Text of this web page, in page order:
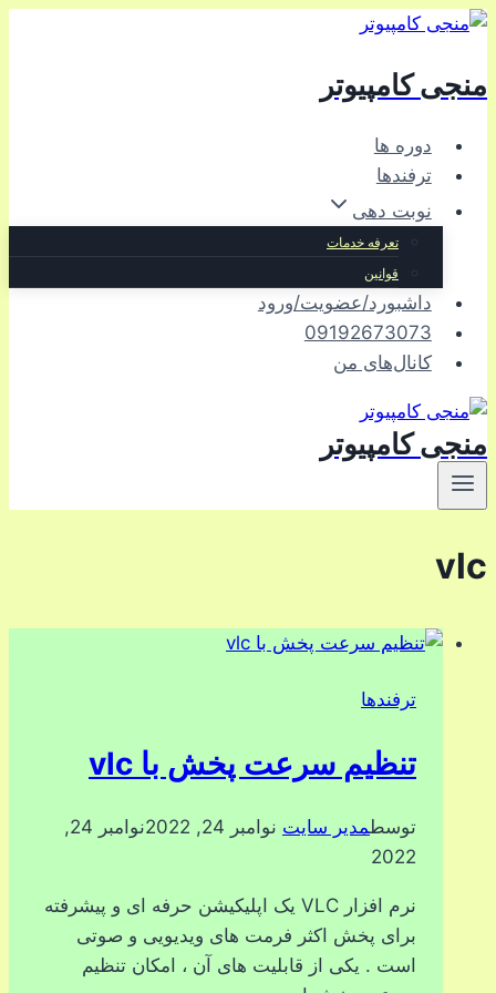
بازگشت
محتوا
منجی کامپیوتر
دوره ها
ترفندها
نوبت دهی
تعرفه خدمات
قوانین
داشبورد/عضویت/ورود
09192673073
کانال‌های من
منجی کامپیوتر
vlc
ترفندها
تنظیم سرعت پخش با vlc
توسطمدیر سایت نوامبر 24, 2022
نوامبر 24,
2022
نرم افزار VLC یک اپلیکیشن حرفه ای و پیشرفته
برای پخش اکثر فرمت های ویدیویی و صوتی
است . یکی از قابلیت های آن ، امکان تنظیم